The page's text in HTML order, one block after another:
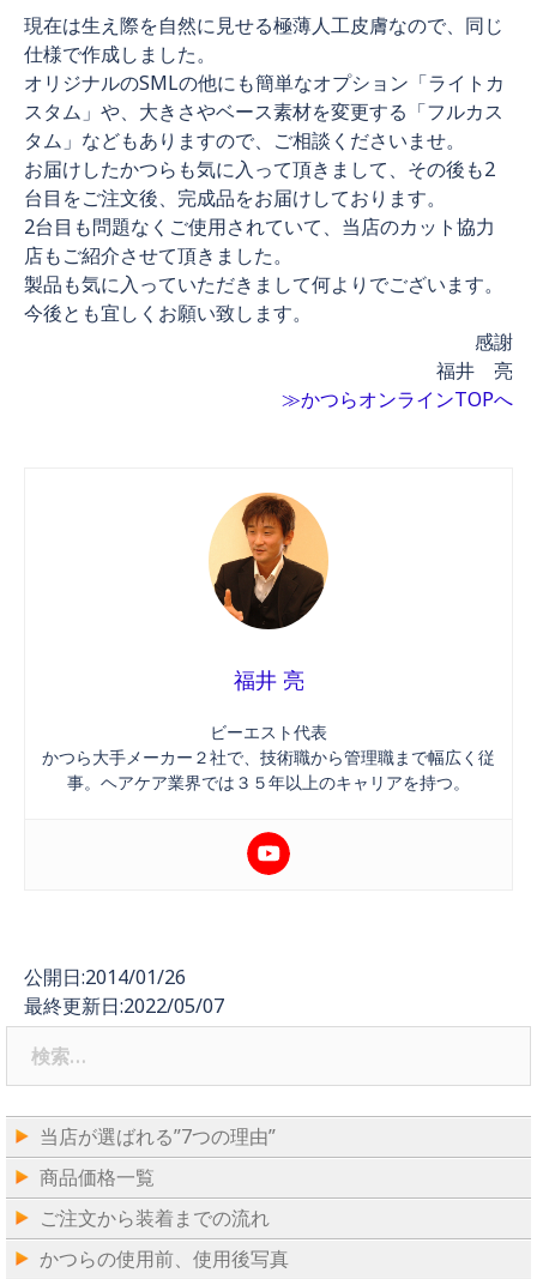
現在は生え際を自然に見せる極薄人工皮膚なので、同じ
仕様で作成しました。
オリジナルのSMLの他にも簡単なオプション「ライトカ
スタム」や、大きさやベース素材を変更する「フルカス
タム」などもありますので、ご相談くださいませ。
お届けしたかつらも気に入って頂きまして、その後も2
台目をご注文後、完成品をお届けしております。
2台目も問題なくご使用されていて、当店のカット協力
店もご紹介させて頂きました。
製品も気に入っていただきまして何よりでございます。
今後とも宜しくお願い致します。
感謝
福井 亮
≫かつらオンラインTOPへ
福井 亮
ビーエスト代表
かつら大手メーカー２社で、技術職から管理職まで幅広く従
事。ヘアケア業界では３５年以上のキャリアを持つ。
公開日:2014/01/26
最終更新日:2022/05/07
当店が選ばれる”7つの理由”
商品価格一覧
ご注文から装着までの流れ
かつらの使用前、使用後写真